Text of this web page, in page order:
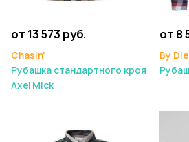
от 13 573 руб.
Chasin'
Рубашка стандартного кроя
Axel Mick
от 8
By